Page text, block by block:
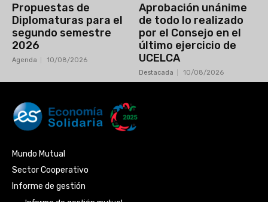
Propuestas de
Diplomaturas para el
segundo semestre
2026
Agenda 10/08/2026
Aprobación unánime
de todo lo realizado
por el Consejo en el
último ejercicio de
UCELCA
Destacada 10/08/2026
Mundo Mutual
Sector Cooperativo
Informe de gestión